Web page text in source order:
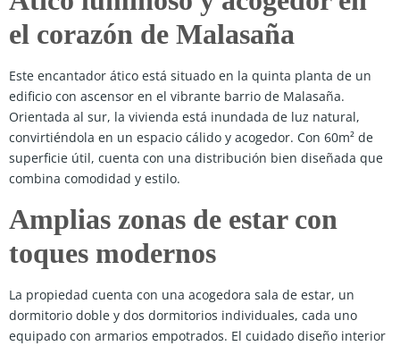
el corazón de Malasaña
Este encantador ático está situado en la quinta planta de un
edificio con ascensor en el vibrante barrio de Malasaña.
Orientada al sur, la vivienda está inundada de luz natural,
convirtiéndola en un espacio cálido y acogedor. Con 60m² de
superficie útil, cuenta con una distribución bien diseñada que
combina comodidad y estilo.
Amplias zonas de estar con
toques modernos
La propiedad cuenta con una acogedora sala de estar, un
dormitorio doble y dos dormitorios individuales, cada uno
equipado con armarios empotrados. El cuidado diseño interior